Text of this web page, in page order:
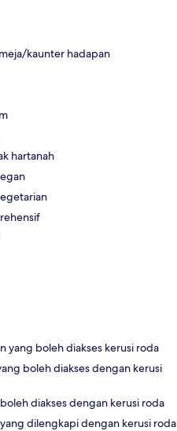
kaunter hadapan
hartanah
yang boleh diakses kerusi roda
boleh diakses dengan kerusi
diakses dengan kerusi roda
dilengkapi dengan kerusi roda